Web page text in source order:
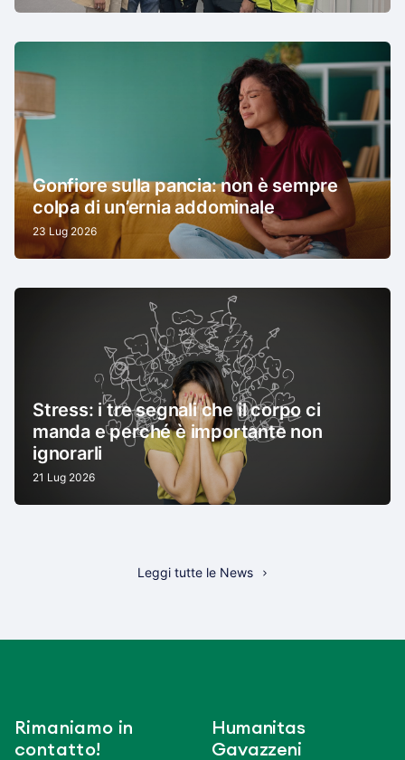
Gonfiore sulla pancia: non è sempre
colpa di un’ernia addominale
23 Lug 2026
Stress: i tre segnali che il corpo ci
manda e perché è importante non
ignorarli
21 Lug 2026
Leggi tutte le News
Rimaniamo in
contatto!
Humanitas
Gavazzeni